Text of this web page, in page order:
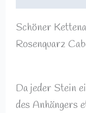
Schöner
Rosenquarz
Da jeder Stein
des Anhängers